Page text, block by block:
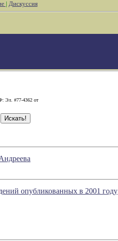
| Дискуссия
Эл. #77-4362 от
опубликованных в 2001 году